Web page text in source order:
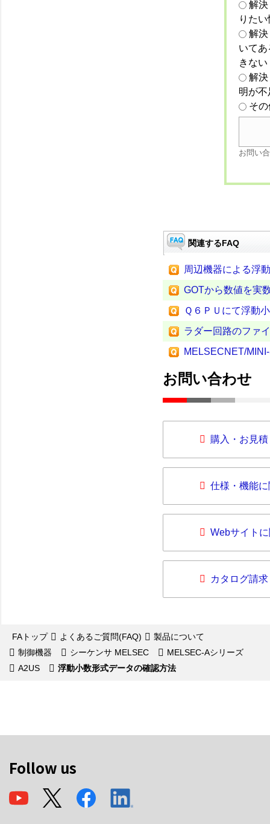
解
りた
解
いて
きない
解
明が
そ
お問い
関連するFAQ
周辺機器による浮
GOTから数値を実
Ｑ６ＰＵにて浮動
ラダー回路のファ
MELSECNET/
お問い合わせ
購入・お見
仕様・機能
Webサイト
カタログ請求
FAトップ よくあるご質問(FAQ)
製品について
制御機器
シーケンサ MELSEC
MELSEC-Aシリーズ
A2US
浮動小数形式データの確認方法
Follow us